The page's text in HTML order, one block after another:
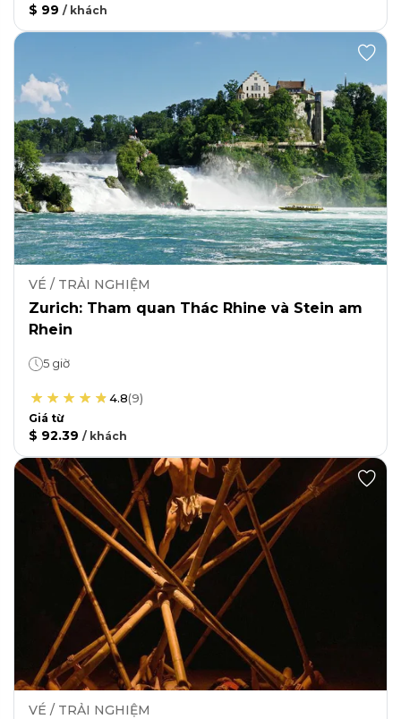
$ 99 / khách
VÉ / TRẢI NGHIỆM
Zurich: Tham quan Thác Rhine và Stein am
Rhein
5 giờ
4.8(9)
Giá từ
$ 92.39 / khách
VÉ / TRẢI NGHIỆM